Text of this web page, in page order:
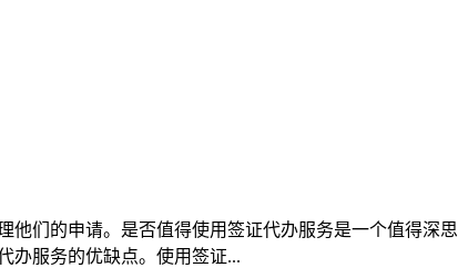
他们的申请。是否值得使用签证代办服务是一个值得深
办服务的优缺点。使用签证...